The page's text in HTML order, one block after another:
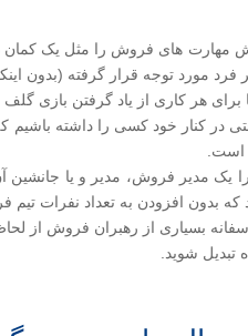
مهارت های فروش را مثل یک کمان
فرد مورد توجه قرار گرفته
برای هر کاری از یاد گرفتن بازی
در کنار خود کسی را داشته
است.
یک مدیر فروش، مدیر و یا
که بدون افزودن به تعداد نفرات
بسیاری از رهبران فروش از
تبدیل شوید.